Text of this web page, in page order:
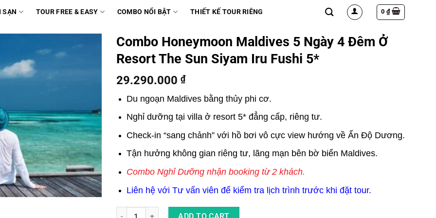
SẠN TOUR FREE & EASY COMBO NỔI BẬT THIẾT KẾ TOUR RIÊNG 0 ₫
Combo Honeymoon Maldives 5 Ngày 4 Đêm Ở
Resort The Sun Siyam Iru Fushi 5*
29.290.000 ₫
Du ngoạn Maldives bằng thủy phi cơ.
Nghỉ dưỡng tại villa ở resort 5* đẳng cấp, riêng tư.
Check-in “sang chảnh” với hồ bơi vô cực view hướng về Ấn Độ Dương.
Tận hưởng không gian riêng tư, lãng mạn bên bờ biển Maldives.
Combo Nghỉ Dưỡng nhận booking từ 2 khách.
Liên hệ với Tư vấn viên để kiểm tra lịch trình trước khi đặt tour.
Combo Honeymoon Maldives 5 Ngày 4 Đêm Ở Resort The Sun Siyam Iru Fushi 5* quantity